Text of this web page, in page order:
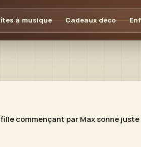
à musique Cadeaux déco
commençant par Max sonne juste